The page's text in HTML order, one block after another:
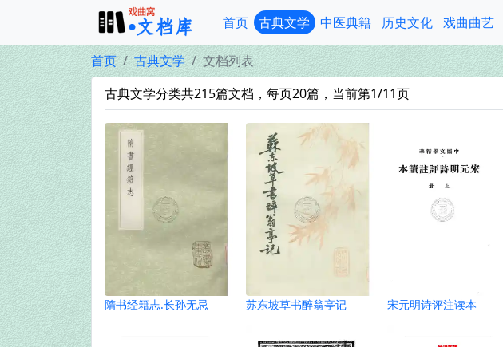
首页 古典文学 中医典籍 历史文化 戏曲曲艺
首页 古典文学
文档列表
古典文学分类共215篇文档，每页20篇，当前第1/11页
隋书经籍志.长孙无忌 苏东坡草书醉翁亭记 宋元明诗评注读本